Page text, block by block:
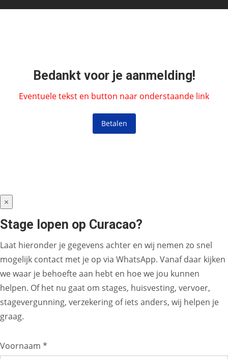
Bedankt voor je aanmelding!
Eventuele tekst en button naar onderstaande link
Betalen
×
Stage lopen op Curacao?
Laat hieronder je gegevens achter en wij nemen zo snel
mogelijk contact met je op via WhatsApp. Vanaf daar kijken
we waar je behoefte aan hebt en hoe we jou kunnen
helpen. Of het nu gaat om stages, huisvesting, vervoer,
stagevergunning, verzekering of iets anders, wij helpen je
graag.
Voornaam *